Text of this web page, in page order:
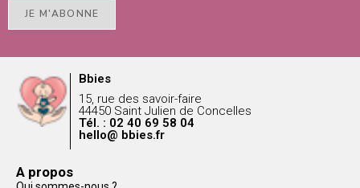
JE M'ABONNE
Bbies
15, rue des savoir-faire
44450 Saint Julien de Concelles
Tél. : 02 40 69 58 04
hello@ bbies.fr
A propos